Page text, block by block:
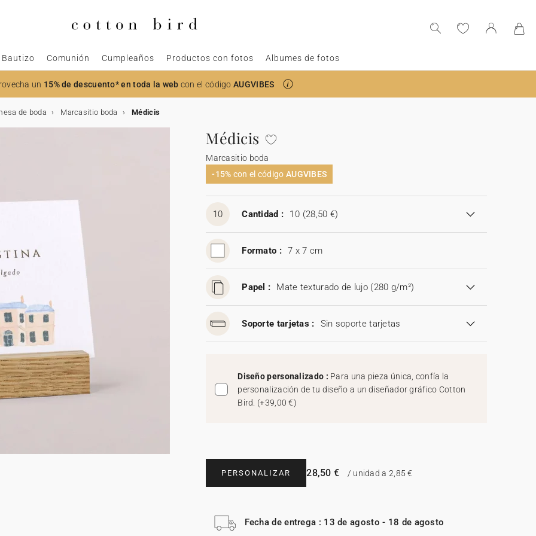
Bautizo Comunión Cumpleaños Productos con fotos Albumes de fotos
un 15% de descuento* en toda la web con el códigoAUGVIBES
de boda Marcasitio boda Médicis
Médicis
Marcasitio boda
-15% con el código AUGVIBES
10 Cantidad : 10 (28,50 €)
Formato : 7 x 7 cm
Papel : Mate texturado de lujo (280 g/m²)
Soporte tarjetas : Sin soporte tarjetas
Diseño personalizado : Para una pieza única, confía la
personalización de tu diseño a un diseñador gráfico Cotton
Bird. (+39,00 €)
PERSONALIZAR 28,50 € / unidad a 2,85 €
Fecha de entrega : 13 de agosto - 18 de agosto